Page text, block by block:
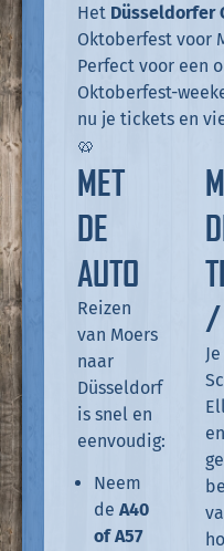
Het Düsseldorfer
Oktoberfest voor
Perfect voor een
Oktoberfest-
nu je tickets en
🥨
MET
DE
AUTO
Reizen
van Moers
naar
Düsseldorf
is snel en
eenvoudig:
Neem
de A40
of A57
/
en